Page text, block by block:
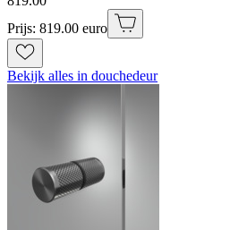
Prijs: 819.00 euro
Bekijk alles in douchedeur